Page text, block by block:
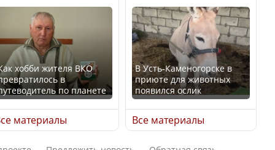
Орталық Азия
елдері арасында әл-ауқат
индексінде көш бастады
возглавил
благополучия
стран Центральной
Трамп официально
вступил в должность
президента США
Луну признали объектом
культурного наследия,
находящегося под
угрозой исчезновения
хобби жителя ВКО
в
по планете
материалы
В Усть-Каменогорске в
приюте для животных
появился ослик
Все материалы